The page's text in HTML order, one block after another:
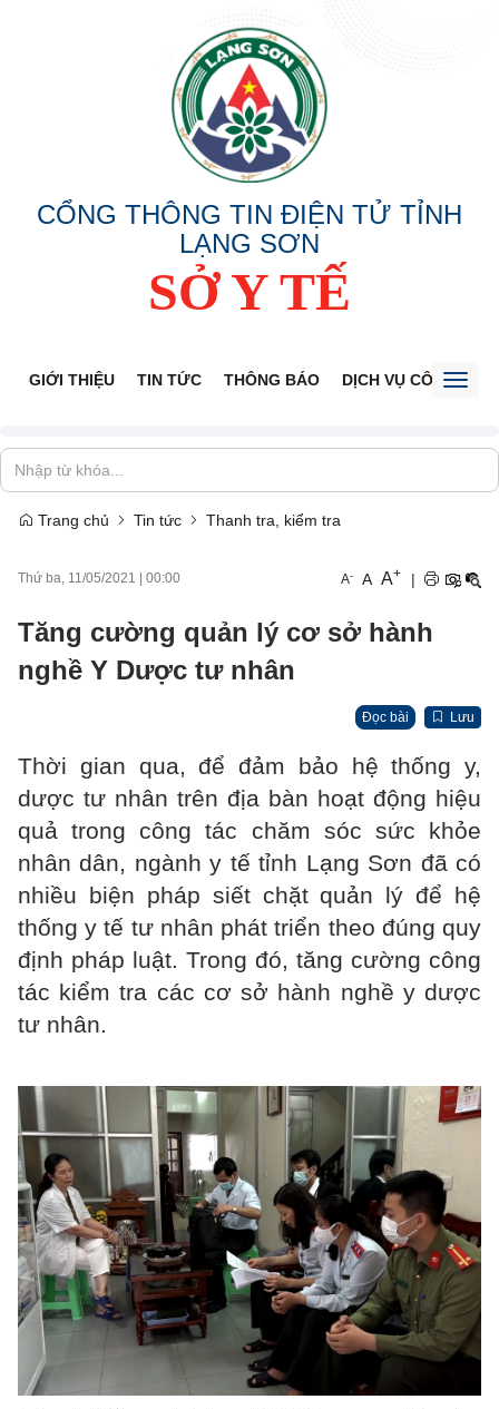
CỔNG THÔNG TIN ĐIỆN TỬ TỈNH
LẠNG SƠN
SỞ Y TẾ
GIỚI THIỆU TIN TỨC THÔNG BÁO DỊCH VỤ CÔNG
Trang chủ Tin tức Thanh tra, kiểm tra
Thứ ba, 11/05/2021 00:00 A- A A+ |
Tăng cường quản lý cơ sở hành
nghề Y Dược tư nhân
Đọc bài Lưu
Thời gian qua, để đảm bảo hệ thống y,
dược tư nhân trên địa bàn hoạt động hiệu
quả trong công tác chăm sóc sức khỏe
nhân dân, ngành y tế tỉnh Lạng Sơn đã có
nhiều biện pháp siết chặt quản lý để hệ
thống y tế tư nhân phát triển theo đúng quy
định pháp luật. Trong đó, tăng cường công
tác kiểm tra các cơ sở hành nghề y dược
tư nhân.